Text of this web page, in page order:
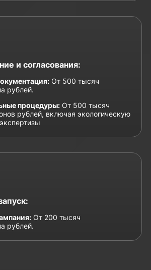
и согласования:
От 500 тысяч
рублей.
процедуры: От 500 тысяч
рублей, включая экологическую
От 200 тысяч
рублей.